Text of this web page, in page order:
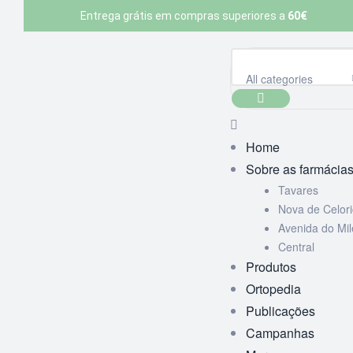
Entrega grátis em compras superiores a 60€
All categories
Home
Sobre as farmácias
Tavares
Nova de
Avenida do
Central
Produtos
Ortopedia
Publicações
Campanhas